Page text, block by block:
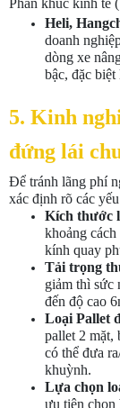
Phân khúc kinh tế
Heli,
doanh
dòng xe
bậc, đặc
5. Kinh
đứng lái
Để tránh lãng phí
xác định rõ các
Kích thước
khoảng
kính quay
Tải trọng
giảm thì sức
đến độ cao
Loại Pallet
pallet 2 mặt,
có thể đưa
khuỳnh.
Lựa chọn
ưu tiên chọn